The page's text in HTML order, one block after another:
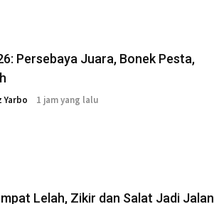
Persebaya Juara, Bonek Pesta,
Yarbo 1 jam yang lalu
Lelah, Zikir dan Salat Jadi Jalan